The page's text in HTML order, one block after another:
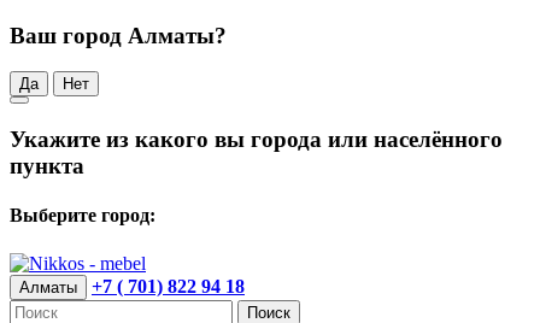
Ваш город Алматы?
Да Нет
Укажите из какого вы города или населённого
пункта
Выберите город:
Алматы +7 ( 701) 822 94 18
Поиск